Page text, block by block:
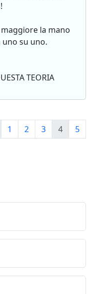
la mano
uno su uno.
TEORIA
1 2 3 4
5